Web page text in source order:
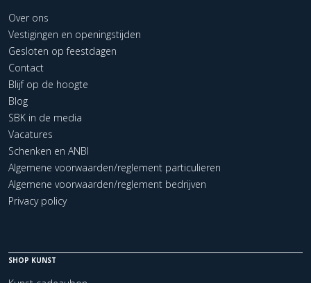
Over ons
Vestigingen en openingstijden
Gesloten op feestdagen
Contact
Blijf op de hoogte
Blog
SBK in de media
Vacatures
Schenken en ANBI
Algemene voorwaarden/reglement particulieren
Algemene voorwaarden/reglement bedrijven
Privacy policy
SHOP KUNST